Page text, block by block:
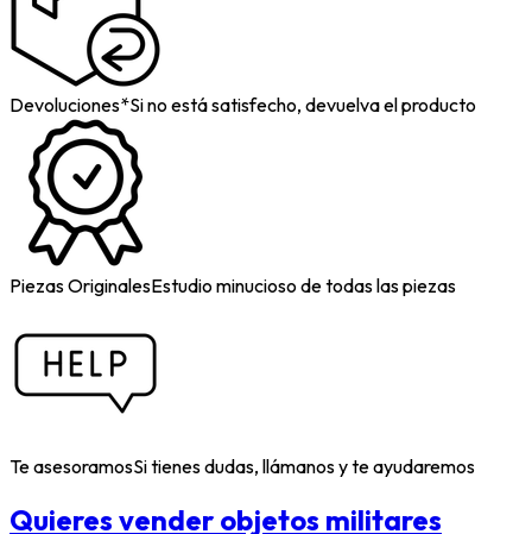
Devoluciones*Si no está satisfecho, devuelva el producto
Piezas OriginalesEstudio minucioso de todas las piezas
Te asesoramosSi tienes dudas, llámanos y te ayudaremos
Quieres vender objetos militares